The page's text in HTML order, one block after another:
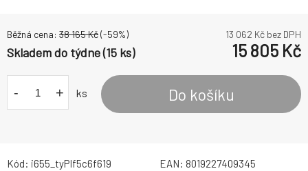
Běžná cena: 38 165Kč(-59%) 13 062 Kč bez DPH
Skladem do týdne (15 ks) 15 805 Kč
- + ks Do košíku
Kód: i655_tyPIf5c6f619 EAN: 8019227409345